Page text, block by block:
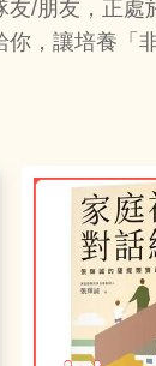
友/朋友，正
，讓培養「